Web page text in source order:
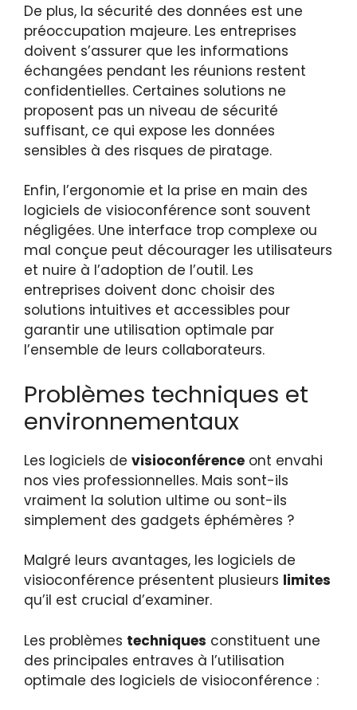
De plus, la sécurité des données est une
préoccupation majeure. Les entreprises
doivent s’assurer que les informations
échangées pendant les réunions restent
confidentielles. Certaines solutions ne
proposent pas un niveau de sécurité
suffisant, ce qui expose les données
sensibles à des risques de piratage.
Enfin, l’ergonomie et la prise en main des
logiciels de visioconférence sont souvent
négligées. Une interface trop complexe ou
mal conçue peut décourager les utilisateurs
et nuire à l’adoption de l’outil. Les
entreprises doivent donc choisir des
solutions intuitives et accessibles pour
garantir une utilisation optimale par
l’ensemble de leurs collaborateurs.
Problèmes techniques et
environnementaux
Les logiciels de visioconférence ont envahi
nos vies professionnelles. Mais sont-ils
vraiment la solution ultime ou sont-ils
simplement des gadgets éphémères ?
Malgré leurs avantages, les logiciels de
visioconférence présentent plusieurs limites
qu’il est crucial d’examiner.
Les problèmes techniques constituent une
des principales entraves à l’utilisation
optimale des logiciels de visioconférence :